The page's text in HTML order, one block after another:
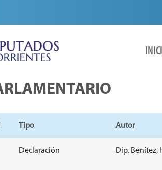
Tipo Autor
Declaración Dip. Benítez,